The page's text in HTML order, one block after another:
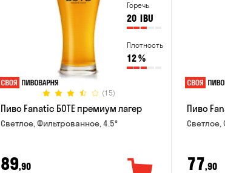
Горечь
20 IBU
Плотность
12%
(15)
Пиво Fanatic БОТЕ премиум лагер
Светлое, Фильтрованное, 4.5°
89,90
Пиво
Светлое,
77,90